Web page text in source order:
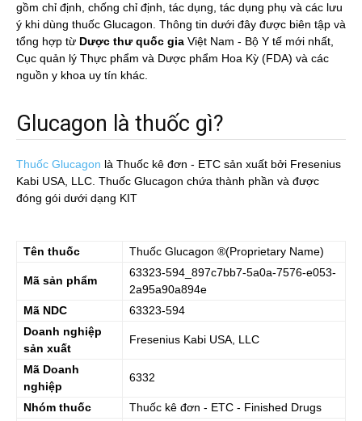
gồm chỉ định, chống chỉ định, tác dụng, tác dụng phụ và các lưu
ý khi dùng thuốc Glucagon. Thông tin dưới đây được biên tập và
tổng hợp từ Dược thư quốc gia Việt Nam - Bộ Y tế mới nhất,
Cục quản lý Thực phẩm và Dược phẩm Hoa Kỳ (FDA) và các
nguồn y khoa uy tín khác.
Glucagon là thuốc gì?
Thuốc Glucagon là Thuốc kê đơn - ETC sản xuất bởi Fresenius
Kabi USA, LLC. Thuốc Glucagon chứa thành phần và được
đóng gói dưới dạng KIT
Tên thuốc Thuốc Glucagon ®(Proprietary Name)
Mã sản phẩm
63323-594_897c7bb7-5a0a-7576-e053-
2a95a90a894e
Mã NDC
63323-594
Doanh nghiệp
sản xuất
Fresenius Kabi USA, LLC
Mã Doanh
nghiệp
6332
Nhóm thuốc
Thuốc kê đơn - ETC - Finished Drugs